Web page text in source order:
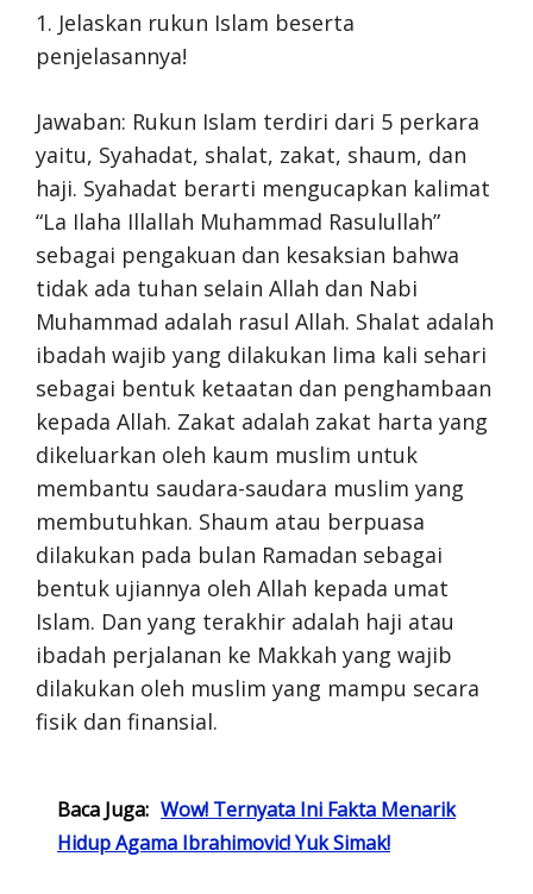
1. Jelaskan rukun Islam beserta
penjelasannya!
Jawaban: Rukun Islam terdiri dari 5 perkara
yaitu, Syahadat, shalat, zakat, shaum, dan
haji. Syahadat berarti mengucapkan kalimat
“La Ilaha Illallah Muhammad Rasulullah”
sebagai pengakuan dan kesaksian bahwa
tidak ada tuhan selain Allah dan Nabi
Muhammad adalah rasul Allah. Shalat adalah
ibadah wajib yang dilakukan lima kali sehari
sebagai bentuk ketaatan dan penghambaan
kepada Allah. Zakat adalah zakat harta yang
dikeluarkan oleh kaum muslim untuk
membantu saudara-saudara muslim yang
membutuhkan. Shaum atau berpuasa
dilakukan pada bulan Ramadan sebagai
bentuk ujiannya oleh Allah kepada umat
Islam. Dan yang terakhir adalah haji atau
ibadah perjalanan ke Makkah yang wajib
dilakukan oleh muslim yang mampu secara
fisik dan finansial.
Baca Juga: Wow! Ternyata Ini Fakta Menarik
Hidup Agama Ibrahimovic! Yuk Simak!